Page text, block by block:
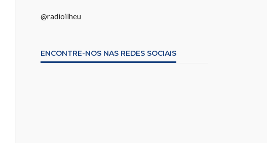
@radioilheu
ENCONTRE-NOS NAS REDES SOCIAIS